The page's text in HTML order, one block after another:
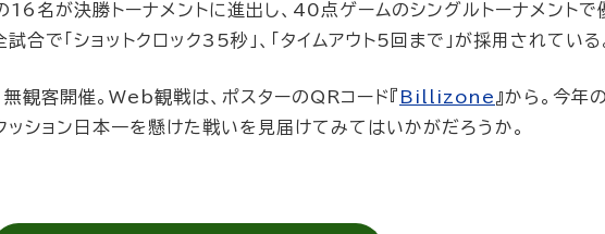
名が決勝トーナメントに進出し、40点ゲームのシングルトーナメントで
合で「ショットクロック35秒」、「タイムアウト5回まで」が採用されている
観客開催。Web観戦は、ポスターのQRコード『 Billizone 』から。今年
ション日本一を懸けた戦いを見届けてみてはいかがだろうか。